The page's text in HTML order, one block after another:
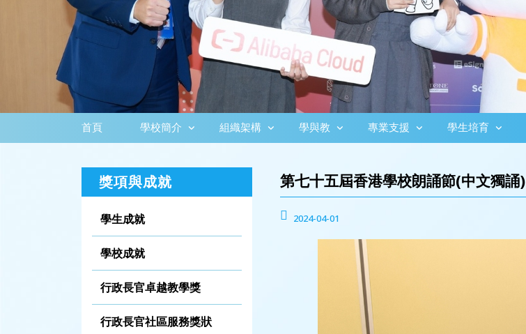
首頁 學校簡介 組織架構 學與教 專業支援 學生培育
獎項與成就
學生成就
學校成就
行政長官卓越教學獎
行政長官社區服務獎狀
第七十五屆香港學校朗誦節(中文獨誦)
2024-04-01